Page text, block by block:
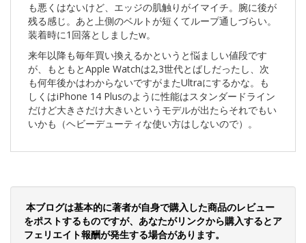
も悪くはないけど、エッジの肌触りがイマイチ。腕に後が
残る感じ。あと上側のベルトが短くてループ通しづらい。
装着時に1回落としましたw。
来年以降も毎年買い換えるかというと悩ましい値段です
が、もともとApple Watchは2,3世代とばしだったし、次
も何年後かはわからないですがまたUltraにするかな。も
しくはiPhone 14 Plusのように性能はスタンダードライン
だけど大きさだけ大きいというモデルが出たらそれでもい
いかも（ヘビーデューティな使い方はしないので）。
本ブログは基本的に著者が自身で購入した商品のレビュー
をポストするものですが、あなたがリンクから購入するとア
フェリエイト報酬が発生する場合があります。